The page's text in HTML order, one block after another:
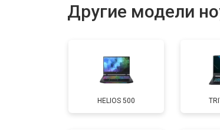
Ремонт
Замена жесткого диска
Другие модели
HELIOS 500